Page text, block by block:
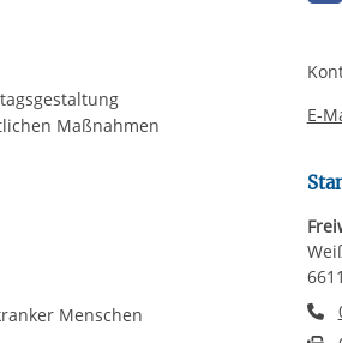
Maßnahmen
Menschen
E-